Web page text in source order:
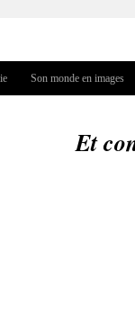
Son monde en images
Et